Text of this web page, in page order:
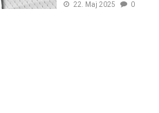
22. Maj 2025 0